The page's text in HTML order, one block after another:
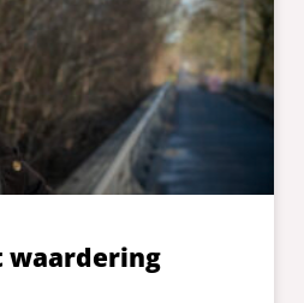
waardering